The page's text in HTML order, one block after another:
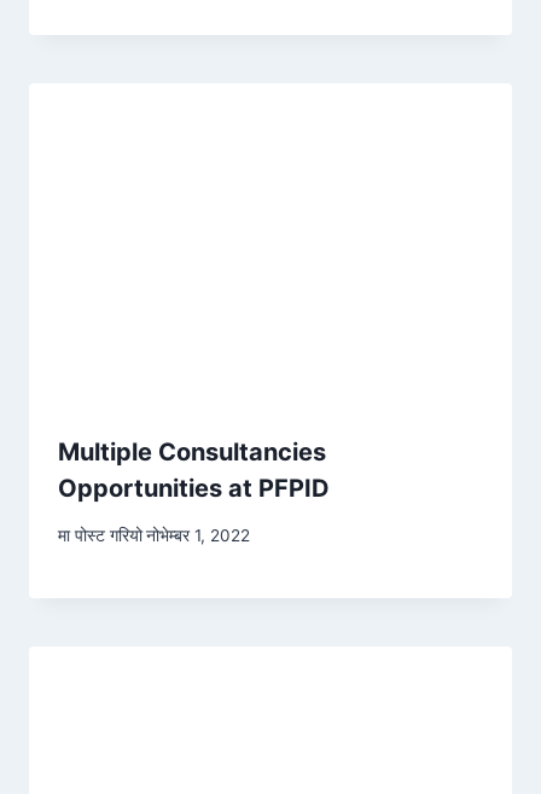
Multiple Consultancies
Opportunities at PFPID
मा पोस्ट गरियोनोभेम्बर 1, 2022